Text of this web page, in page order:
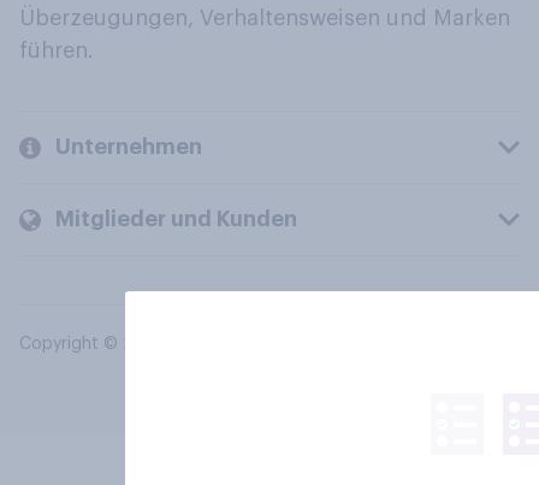
Überzeugungen, Verhaltensweisen und Marken
führen.
Unternehmen
Mitglieder und Kunden
Copyright © 2026 YouGov PLC. Alle Rechte vorbehalten.